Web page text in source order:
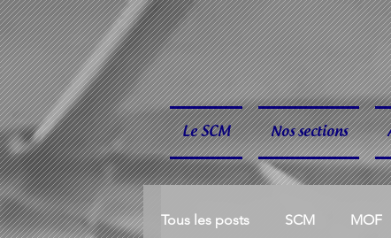
Le SCM Nos sections
Tous les posts SCM MOF